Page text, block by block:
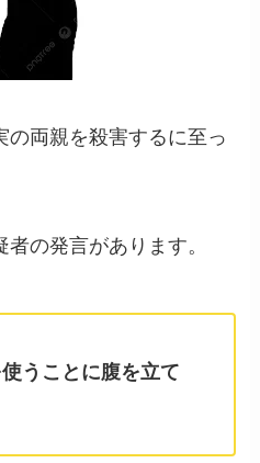
の両親を殺害するに至っ
の発言があります。
うことに腹を立て